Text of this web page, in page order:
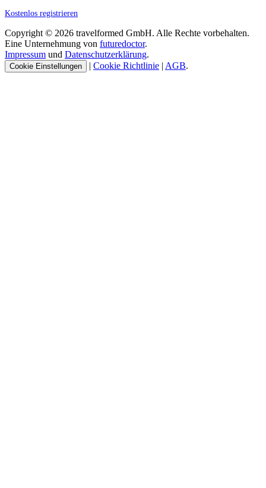
Kostenlos registrieren
Copyright © 2026 travelformed GmbH. Alle Rechte vorbehalten.
Eine Unternehmung von futuredoctor.
Impressum und Datenschutzerklärung.
Cookie Einstellungen | Cookie Richtlinie | AGB.